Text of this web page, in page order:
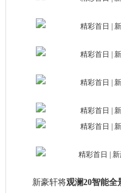
新豪轩将观澜20智能全